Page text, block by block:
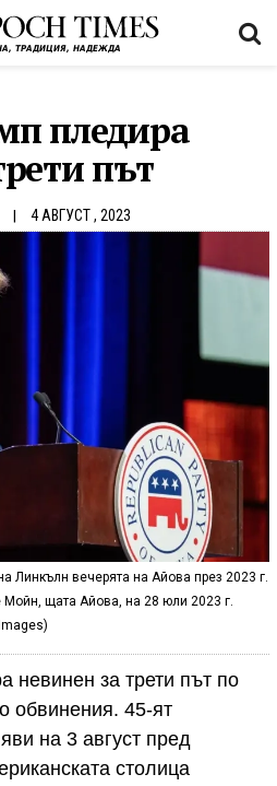
пледира
път
4 АВГУСТ , 2023
Линкълн вечерята на Айова през 2023 г.
Мойн, щата Айова, на 28 юли 2023 г.
невинен за трети път по
обвинения. 45-ят
на 3 август пред
столица